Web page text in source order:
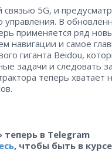
5G, и
В
применяется ряд
навигации и самое
гиганта Beidou,
задачи и следовать
теперь хватает
теперь в Telegram
, чтобы быть в курсе